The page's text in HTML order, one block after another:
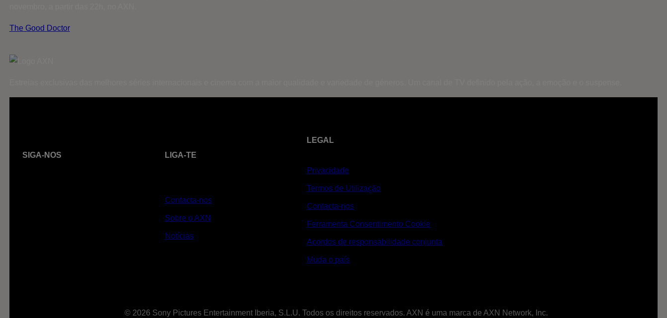
The Good Doctor
SIGA-NOS LIGA-TE
Contacta-nos
Sobre o AXN
Notícias
LEGAL
Privacidade
Termos de Utilização
Contacta-nos
Ferramenta Consentimento Cookie
Acordos de responsabilidade conjunta
Muda o país
© 2026 Sony Pictures Entertainment Iberia, S.L.U. Todos os direitos reservados. AXN é uma marca de AXN Network, Inc.